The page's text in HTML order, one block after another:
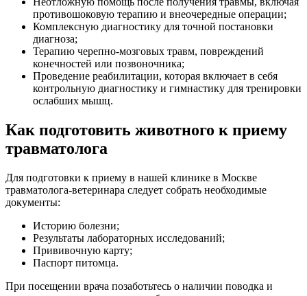
противошоковую терапию и внеочередные операции;
Комплексную диагностику для точной постановки
диагноза;
Терапию черепно-мозговых травм, повреждений
конечностей или позвоночника;
Проведение реабилитации, которая включает в себя
контрольную диагностику и гимнастику для тренировки
ослабших мышц.
Как подготовить животного к приему
травматолога
Для подготовки к приему в нашей клинике в Москве
травматолога-ветеринара следует собрать необходимые
документы:
Историю болезни;
Результаты лабораторных исследований;
Прививочную карту;
Паспорт питомца.
При посещении врача позаботьтесь о наличии поводка и